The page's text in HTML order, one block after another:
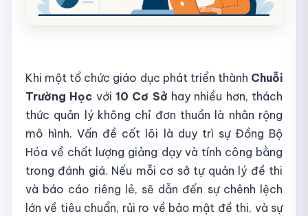
Khi một tổ chức giáo dục phát triển thành Chuỗi
Trường Học với10 Cơ Sở hay nhiều hơn, thách
thức quản lý không chỉ đơn thuần là nhân rộng
mô hình. Vấn đề cốt lõi là duy trì sự Đồng Bộ
Hóa về chất lượng giảng dạy và tính công bằng
trong đánh giá. Nếu mỗi cơ sở tự quản lý đề thi
và báo cáo riêng lẻ, sẽ dẫn đến sự chênh lệch
lớn về tiêu chuẩn, rủi ro về bảo mật đề thi, và sự